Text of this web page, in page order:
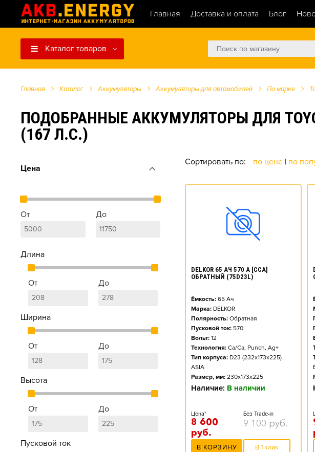
Главная Доставка и оплата Блог
Каталог товаров
Главная Каталог Аккумуляторы Аккумуляторы для автомобилей По марке
ПОДОБРАННЫЕ АККУМУЛЯТОРЫ ДЛЯ
(167 Л.С.)
Цена
От До
Длина
От До
Ширина
От До
Высота
От До
Пусковой ток
Сортировать по: по цене | по
DELKOR 65 АЧ 570 А [CCA]
ОБРАТНЫЙ (75D23L)
Ёмкость: 65 Ач
Марка: DELKOR
Полярность: Обратная
Пусковой ток: 570
Вольт: 12
Технология: Ca/Ca, Punch, Ag+
Тип корпуса: D23 (232x173x225)
ASIA
Размер, мм: 230x173x225
Наличие: В наличии
Цена*
8 600
руб.
Без Trade-in
9 100 руб.
В КОРЗИНУ В 1 клик